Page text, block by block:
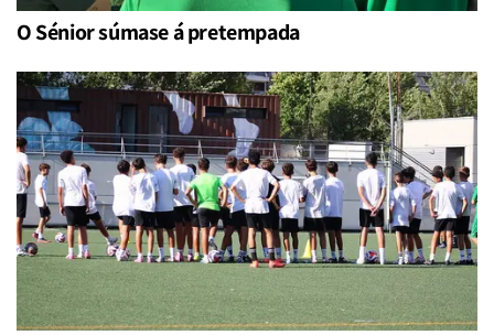
O Sénior súmase á pretempada